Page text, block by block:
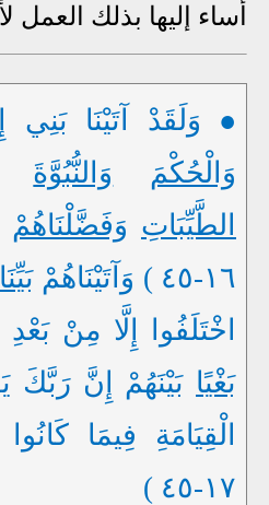
أساء إليها بذلك العمل
● وَلَقَدْ آتَيْنَا بَنِي
وَالْحُكْمَ
وَالنُّبُوَّةَ
الطَّيِّبَاتِ وَفَضَّلْنَاهُمْ
١٦-٤٥ ) وَآتَيْنَاهُمْ
اخْتَلَفُوا إِلَّا مِنْ
بَغْيًا بَيْنَهُمْ إِنَّ رَبَّكَ
الْقِيَامَةِ فِيمَا
١٧-٤٥ )